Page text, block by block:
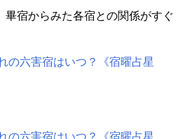
畢宿からみた各宿との関係がすぐ
の六害宿はいつ？《宿曜占星